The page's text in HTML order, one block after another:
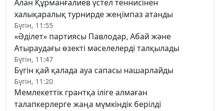
Алан Құрманғалиев үстел теннисінен
халықаралық турнирде жеңімпаз атанды
Бүгін, 11:55
«Әділет» партиясы Павлодар, Абай және
Атыраудағы өзекті мәселелерді талқылады
Бүгін, 11:47
Бүгін қай қалада ауа сапасы нашарлайды
Бүгін, 11:20
Мемлекеттік грантқа іліге алмаған
талапкерлерге жаңа мүмкіндік берілді